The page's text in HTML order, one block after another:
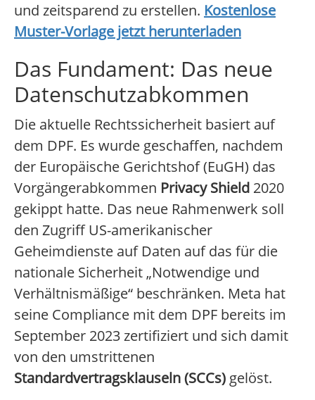
und zeitsparend zu erstellen. Kostenlose
Muster-Vorlage jetzt herunterladen
Das Fundament: Das neue
Datenschutzabkommen
Die aktuelle Rechtssicherheit basiert auf
dem DPF. Es wurde geschaffen, nachdem
der Europäische Gerichtshof (EuGH) das
Vorgängerabkommen Privacy Shield 2020
gekippt hatte. Das neue Rahmenwerk soll
den Zugriff US-amerikanischer
Geheimdienste auf Daten auf das für die
nationale Sicherheit „Notwendige und
Verhältnismäßige“ beschränken. Meta hat
seine Compliance mit dem DPF bereits im
September 2023 zertifiziert und sich damit
von den umstrittenen
Standardvertragsklauseln (SCCs) gelöst.